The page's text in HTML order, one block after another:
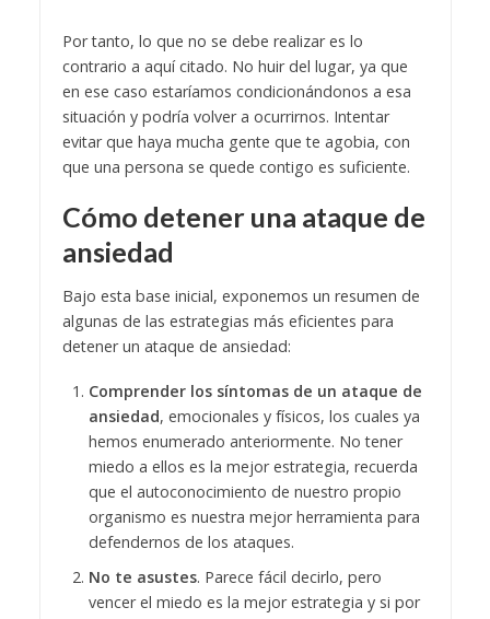
Por tanto, lo que no se debe realizar es lo
contrario a aquí citado. No huir del lugar, ya que
en ese caso estaríamos condicionándonos a esa
situación y podría volver a ocurrirnos. Intentar
evitar que haya mucha gente que te agobia, con
que una persona se quede contigo es suficiente.
Cómo detener una ataque de
ansiedad
Bajo esta base inicial, exponemos un resumen de
algunas de las estrategias más eficientes para
detener un ataque de ansiedad:
Comprender los síntomas de un ataque de
ansiedad, emocionales y físicos, los cuales ya
hemos enumerado anteriormente. No tener
miedo a ellos es la mejor estrategia, recuerda
que el autoconocimiento de nuestro propio
organismo es nuestra mejor herramienta para
defendernos de los ataques.
No te asustes. Parece fácil decirlo, pero
vencer el miedo es la mejor estrategia y si por